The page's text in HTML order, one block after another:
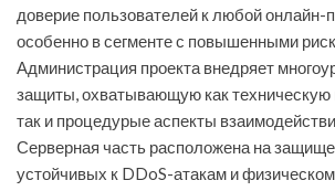
доверие пользователей к любой онлайн-
особенно в сегменте с повышенными
Администрация проекта внедряет
защиты, охватывающую как техническую
так и процедурые аспекты
Серверная часть расположена на
устойчивых к DDoS-атакам и